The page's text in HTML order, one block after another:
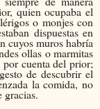
quien ocupaba el
o monjes con
dispuestas en
cuyos muros habría
ollas o marmitas
cuenta del prior;
de descubrir el
la comida, no
gracias.